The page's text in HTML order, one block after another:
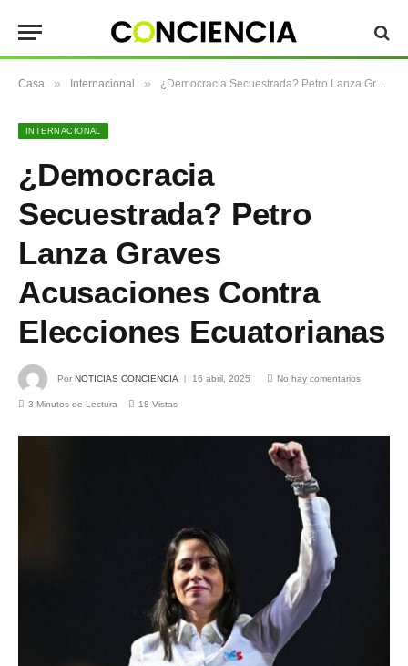
Casa » Internacional » ¿Democracia Secuestrada? Petro Lanza Graves Acusaciones Contra Elecciones Ecuatorianas
INTERNACIONAL
¿Democracia
Secuestrada? Petro
Lanza Graves
Acusaciones Contra
Elecciones Ecuatorianas
Por NOTICIAS CONCIENCIA 16 abril, 2025 No hay comentarios
3 Minutos de Lectura 18 Vistas